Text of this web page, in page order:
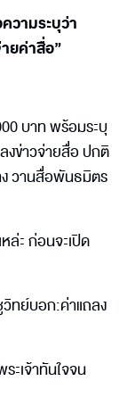
วามระบุว่า
ยค่าสื่อ”
บาท พร้อมระบุ
งข่าวจ่ายสื่อ ปกติ
ง วานสื่อพันธมิตร​
ล่ะ ก่อนจะเปิด
ทย์​บอก:ค่าแถลง
ะเจ้าทันใจจน